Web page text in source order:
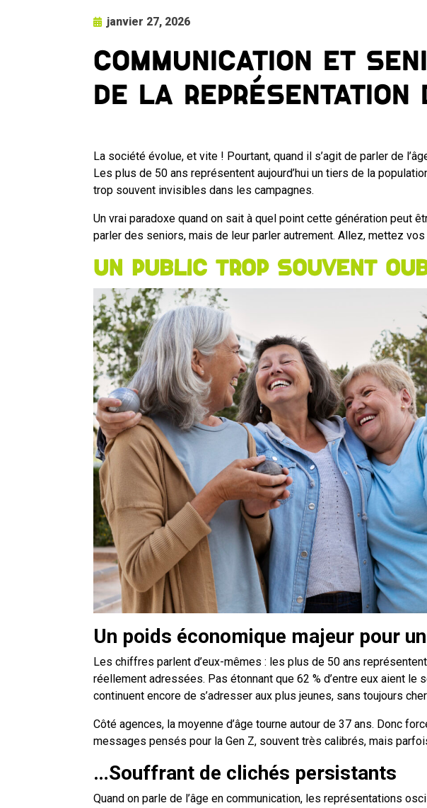
janvier 27, 2026
Communication et
de la représentation
La société évolue, et vite ! Pourtant, quand il s’agit de parler de
Les plus de 50 ans représentent aujourd’hui un tiers de la
trop souvent invisibles dans les campagnes.
Un vrai paradoxe quand on sait à quel point cette génération peut
parler des seniors, mais de leur parler autrement. Allez, mettez
Un public trop souvent
Un poids économique majeur pour
Les chiffres parlent d’eux-mêmes : les plus de 50 ans
réellement adressées. Pas étonnant que 62 % d’entre eux aient
continuent encore de s’adresser aux plus jeunes, sans toujours
Côté agences, la moyenne d’âge tourne autour de 37 ans. Donc
messages pensés pour la Gen Z, souvent très calibrés, mais
…Souffrant de clichés persistants
Quand on parle de l’âge en communication, les représentations